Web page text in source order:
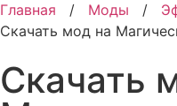
Главная / Моды /
Скачать мод на
Скачать